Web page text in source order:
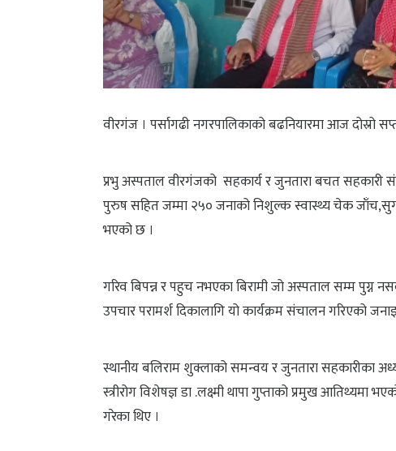
वीरगंज । पर्सागढी नगरपालिकाको बढनियारमा आज दोस्रो
प्रभु अस्पताल वीरगंजको सहकार्य र जुनतारा बचत सहकारी
पुरुष सहित जम्मा २५० जनाको निशुल्क स्वास्थ्य चेक
भएको छ ।
गरिव बिपन्न र पहुच नभएका बिरामी जो अस्पताल सम्म पुग्न
उपचार परामर्श दिकालागि यो कार्यक्रम संचालन गरिएको
स्थानीय बलिराम शुक्लाको समन्वय र जुनतारा सहकारीका
स्त्रीरोग विशेषज्ञ डा .लक्ष्मी थापा गुप्ताको प्रमुख आतिथ्यमा
गरेका थिए ।